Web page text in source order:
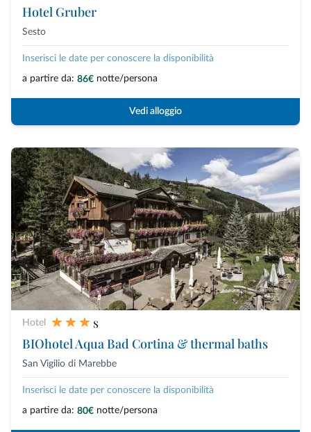
Hotel Gruber
Sesto
Inserisci le date per conoscere la disponibilità
a partire da: 86€ notte/persona
Vedi alloggio
Hotel
s
BIOhotel Aqua Bad Cortina & thermal baths
San Vigilio di Marebbe
Inserisci le date per conoscere la disponibilità
a partire da: 80€ notte/persona